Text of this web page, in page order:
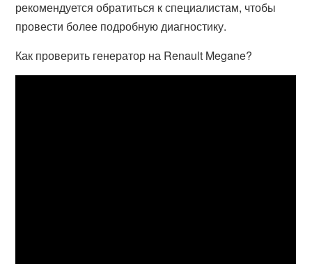
рекомендуется обратиться к специалистам, чтобы
провести более подробную диагностику.
Как проверить генератор на Renault Megane?